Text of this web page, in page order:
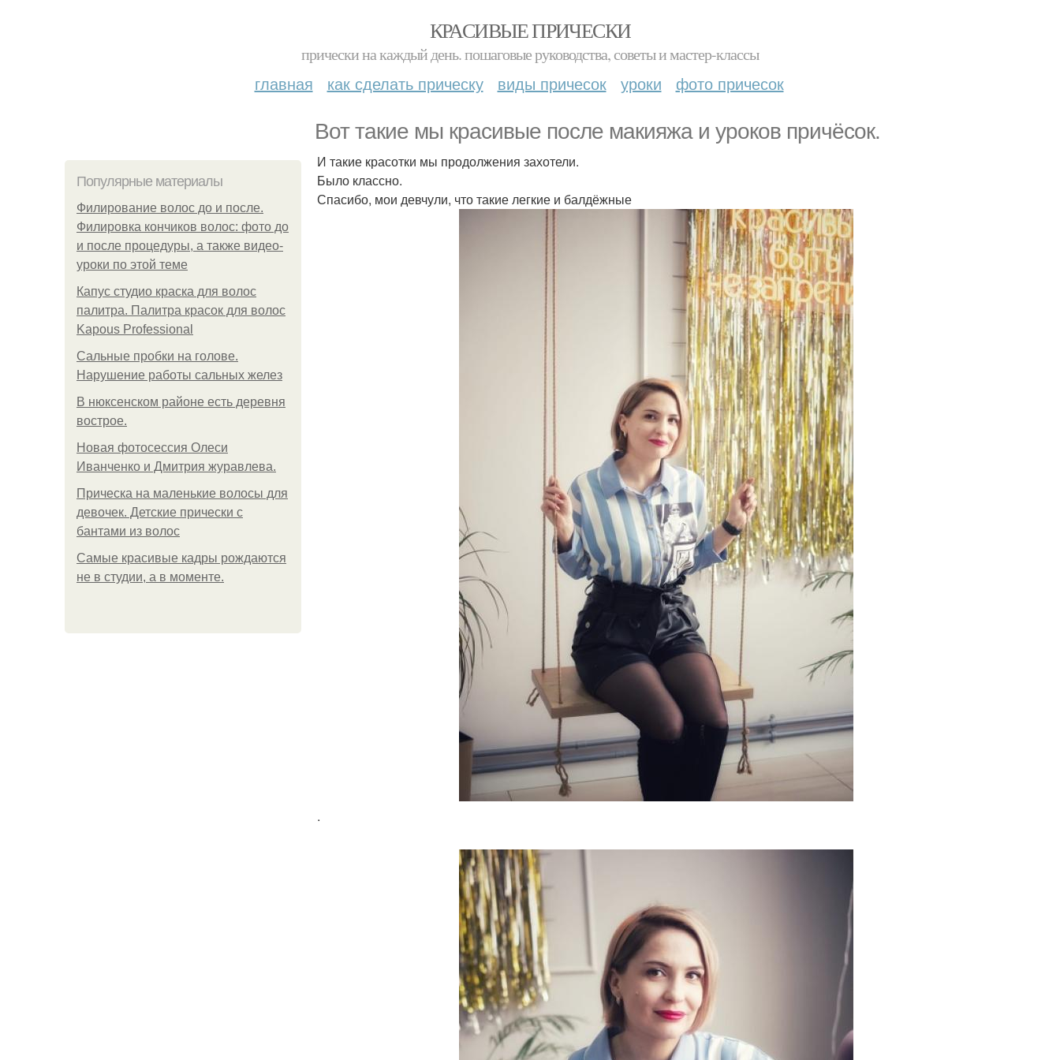
КРАСИВЫЕ ПРИЧЕСКИ
прически на каждый день. пошаговые руководства, советы и мастер-классы
главная как сделать прическу виды причесок уроки фото причесок
Вот такие мы красивые после макияжа и уроков причёсок.
Популярные материалы
Филирование волос до и после.
Филировка кончиков волос: фото до
и после процедуры, а также видео-
уроки по этой теме
Капус студио краска для волос
палитра. Палитра красок для волос
Kapous Professional
Сальные пробки на голове.
Нарушение работы сальных желез
В нюксенском районе есть деревня
вострое.
Новая фотосессия Олеси
Иванченко и Дмитрия журавлева.
Прическа на маленькие волосы для
девочек. Детские прически с
бантами из волос
Самые красивые кадры рождаются
не в студии, а в моменте.
И такие красотки мы продолжения захотели.
Было классно.
Спасибо, мои девчули, что такие легкие и балдёжные
.